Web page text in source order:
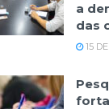
a
das
15